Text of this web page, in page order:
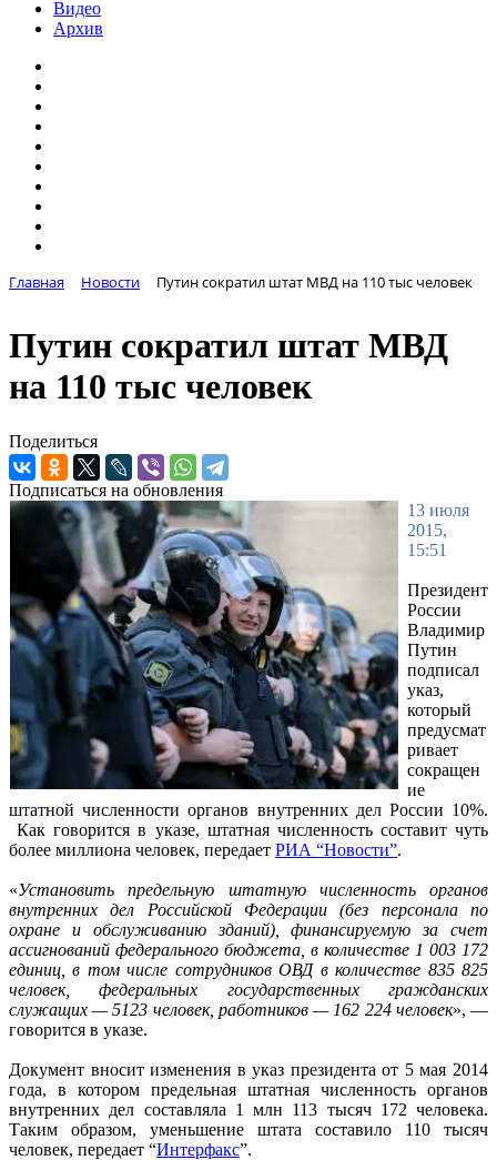
Видео
Архив
Главная Новости Путин сократил штат МВД на 110 тыс человек
Путин сократил штат МВД
на 110 тыс человек
Поделиться
Подписаться на обновления
13 июля
2015,
15:51
Президент
России
Владимир
Путин
подписал
указ,
который
предусмат
ривает
сокращен
ие
штатной численности органов внутренних дел России 10%.
Как говорится в указе, штатная численность составит чуть
более миллиона человек, передает РИА “Новости”.
«Установить предельную штатную численность органов
внутренних дел Российской Федерации (без персонала по
охране и обслуживанию зданий), финансируемую за счет
ассигнований федерального бюджета, в количестве 1 003 172
единиц, в том числе сотрудников ОВД в количестве 835 825
человек, федеральных государственных гражданских
служащих — 5123 человек, работников — 162 224 человек», —
говорится в указе.
Документ вносит изменения в указ президента от 5 мая 2014
года, в котором предельная штатная численность органов
внутренних дел составляла 1 млн 113 тысяч 172 человека.
Таким образом, уменьшение штата составило 110 тысяч
человек, передает “Интерфакс”.